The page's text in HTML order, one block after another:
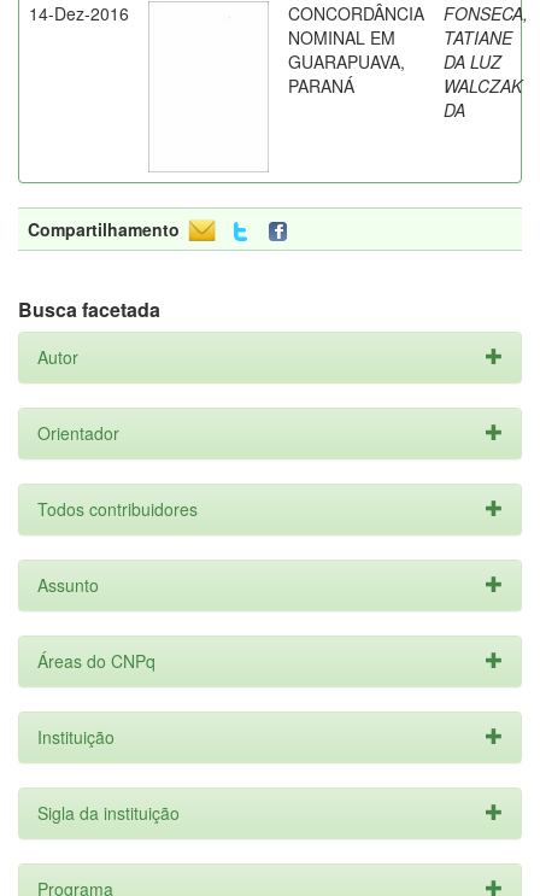
14-Dez-2016
CONCORDÂNCIA
NOMINAL EM
GUARAPUAVA,
PARANÁ
FONSECA,
TATIANE
DA LUZ
WALCZAK
DA
Compartilhamento
Busca facetada
Autor
Orientador
Todos contribuidores
Assunto
Áreas do CNPq
Instituição
Sigla da instituição
Programa